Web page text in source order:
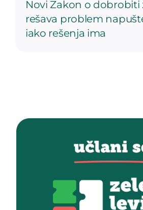
Novi Zakon o dobrobiti
rešava problem
iako rešenja ima